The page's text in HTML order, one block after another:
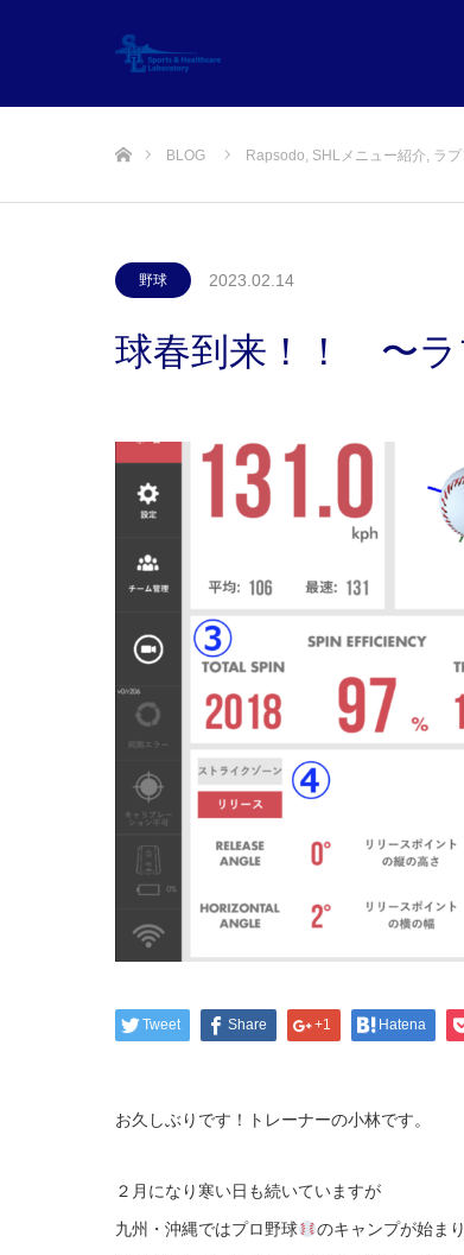
BLOG Rapsodo, SHLメニュー紹介, ラ
野球 2023.02.14
球春到来！！ 〜ラ
Tweet Share +1 Hatena
お久しぶりです！トレーナーの小林です。
２月になり寒い日も続いていますが
九州・沖縄ではプロ野球
のキャンプが始ま